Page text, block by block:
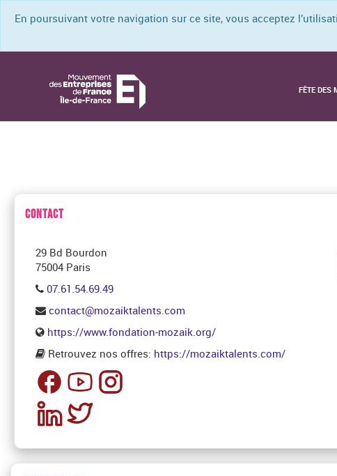
En poursuivant votre navigation sur ce site, vous acceptez
FÊTE DES
CONTACT
29 Bd Bourdon
75004 Paris
07.61.54.69.49
contact@mozaiktalents.com
https://www.fondation-mozaik.org/
Retrouvez nos offres: https://mozaiktalents.com/